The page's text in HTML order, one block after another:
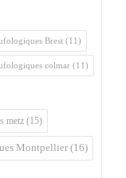
Brest (11)
colmar (11)
metz (15)
Montpellier (16)